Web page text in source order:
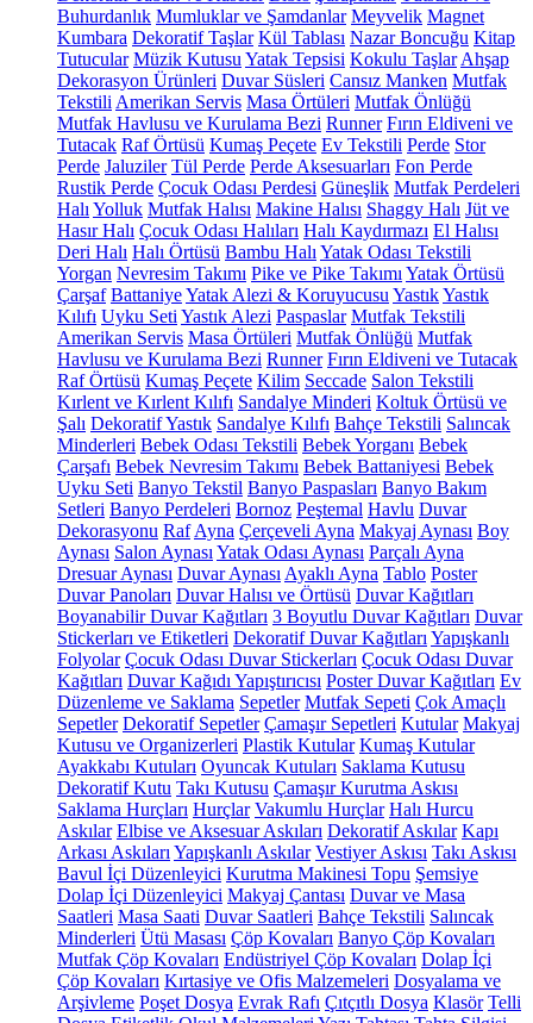
Buhurdanlık Mumluklar ve Şamdanlar Meyvelik Magnet
Kumbara Dekoratif Taşlar Kül Tablası Nazar Boncuğu Kitap
Tutucular Müzik Kutusu Yatak Tepsisi Kokulu Taşlar Ahşap
Dekorasyon Ürünleri Duvar Süsleri Cansız Manken Mutfak
Tekstili Amerikan Servis Masa Örtüleri Mutfak Önlüğü
Mutfak Havlusu ve Kurulama Bezi Runner Fırın Eldiveni ve
Tutacak Raf Örtüsü Kumaş Peçete Ev Tekstili Perde Stor
Perde Jaluziler Tül Perde Perde Aksesuarları Fon Perde
Rustik Perde Çocuk Odası Perdesi Güneşlik Mutfak Perdeleri
Halı Yolluk Mutfak Halısı Makine Halısı Shaggy Halı Jüt ve
Hasır Halı Çocuk Odası Halıları Halı Kaydırmazı El Halısı
Deri Halı Halı Örtüsü Bambu Halı Yatak Odası Tekstili
Yorgan Nevresim Takımı Pike ve Pike Takımı Yatak Örtüsü
Çarşaf BattaniyeYatak Alezi & Koruyucusu YastıkYastık
Kılıfı Uyku Seti Yastık Alezi Paspaslar Mutfak Tekstili
Amerikan Servis Masa Örtüleri Mutfak Önlüğü Mutfak
Havlusu ve Kurulama Bezi Runner Fırın Eldiveni ve Tutacak
Raf Örtüsü Kumaş Peçete Kilim Seccade Salon Tekstili
Kırlent ve Kırlent Kılıfı Sandalye Minderi Koltuk Örtüsü ve
Şalı Dekoratif Yastık Sandalye Kılıfı Bahçe Tekstili Salıncak
Minderleri Bebek Odası Tekstili Bebek Yorganı Bebek
Çarşafı Bebek Nevresim Takımı Bebek Battaniyesi Bebek
Uyku Seti Banyo Tekstil Banyo Paspasları Banyo Bakım
Setleri Banyo Perdeleri Bornoz Peştemal Havlu Duvar
Dekorasyonu Raf Ayna Çerçeveli Ayna Makyaj Aynası Boy
Aynası Salon Aynası Yatak Odası Aynası Parçalı Ayna
Dresuar Aynası Duvar Aynası Ayaklı Ayna Tablo Poster
Duvar Panoları Duvar Halısı ve Örtüsü Duvar Kağıtları
Boyanabilir Duvar Kağıtları 3 Boyutlu Duvar Kağıtları Duvar
Stickerları ve Etiketleri Dekoratif Duvar Kağıtları Yapışkanlı
Folyolar Çocuk Odası Duvar Stickerları Çocuk Odası Duvar
Kağıtları Duvar Kağıdı Yapıştırıcısı Poster Duvar Kağıtları Ev
Düzenleme ve Saklama Sepetler Mutfak Sepeti Çok Amaçlı
Sepetler Dekoratif Sepetler Çamaşır Sepetleri Kutular Makyaj
Kutusu ve Organizerleri Plastik Kutular Kumaş Kutular
Ayakkabı Kutuları Oyuncak Kutuları Saklama Kutusu
Dekoratif Kutu Takı Kutusu Çamaşır Kurutma Askısı
Saklama Hurçları Hurçlar Vakumlu Hurçlar Halı Hurcu
Askılar Elbise ve Aksesuar Askıları Dekoratif Askılar Kapı
Arkası Askıları Yapışkanlı Askılar Vestiyer Askısı Takı Askısı
Bavul İçi Düzenleyici Kurutma Makinesi Topu Şemsiye
Dolap İçi Düzenleyici Makyaj Çantası Duvar ve Masa
Saatleri Masa Saati Duvar Saatleri Bahçe Tekstili Salıncak
Minderleri Ütü Masası Çöp Kovaları Banyo Çöp Kovaları
Mutfak Çöp Kovaları Endüstriyel Çöp Kovaları Dolap İçi
Çöp Kovaları Kırtasiye ve Ofis Malzemeleri Dosyalama ve
Arşivleme Poşet Dosya Evrak Rafı Çıtçıtlı Dosya Klasör Telli